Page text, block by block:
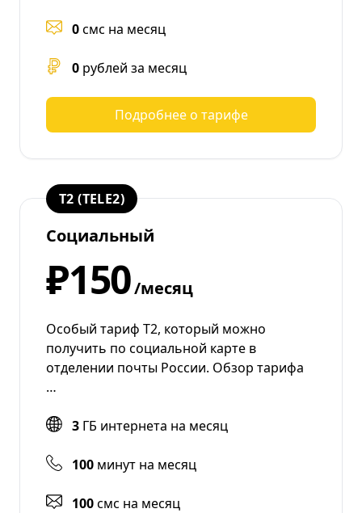
0смс на месяц
0 рублей за месяц
Подробнее о тарифе
T2 (TELE2)
Социальный
₽150/месяц
Особый тариф Т2, который можно
получить по социальной карте в
отделении почты России. Обзор тарифа
…
3 ГБ интернета на месяц
100 минут на месяц
100смс на месяц